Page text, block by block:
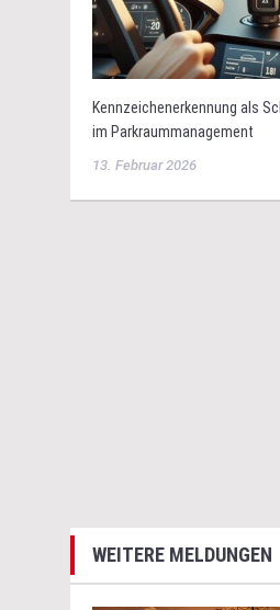
Kennzeichenerkennung als
im Parkraummanagement
13. Februar 2026
WEITERE MELDUNGEN